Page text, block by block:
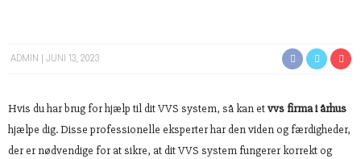
ADMIN JUNI 13, 2023
Hvis du har brug for hjælp til dit VVS system, så kan etvvs firma i århus
hjælpe dig. Disse professionelle eksperter har den viden og færdigheder,
der er nødvendige for at sikre, at dit VVS system fungerer korrekt og